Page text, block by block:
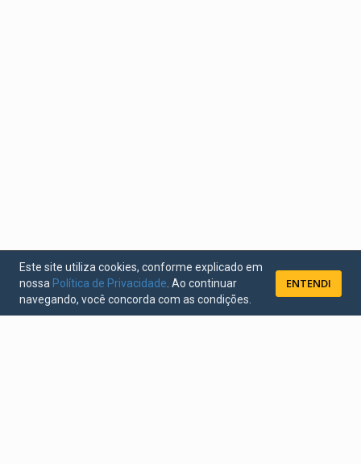
Este site utiliza cookies, conforme explicado em
nossa Política de Privacidade . Ao continuar
navegando, você concorda com as condições.
ENTENDI